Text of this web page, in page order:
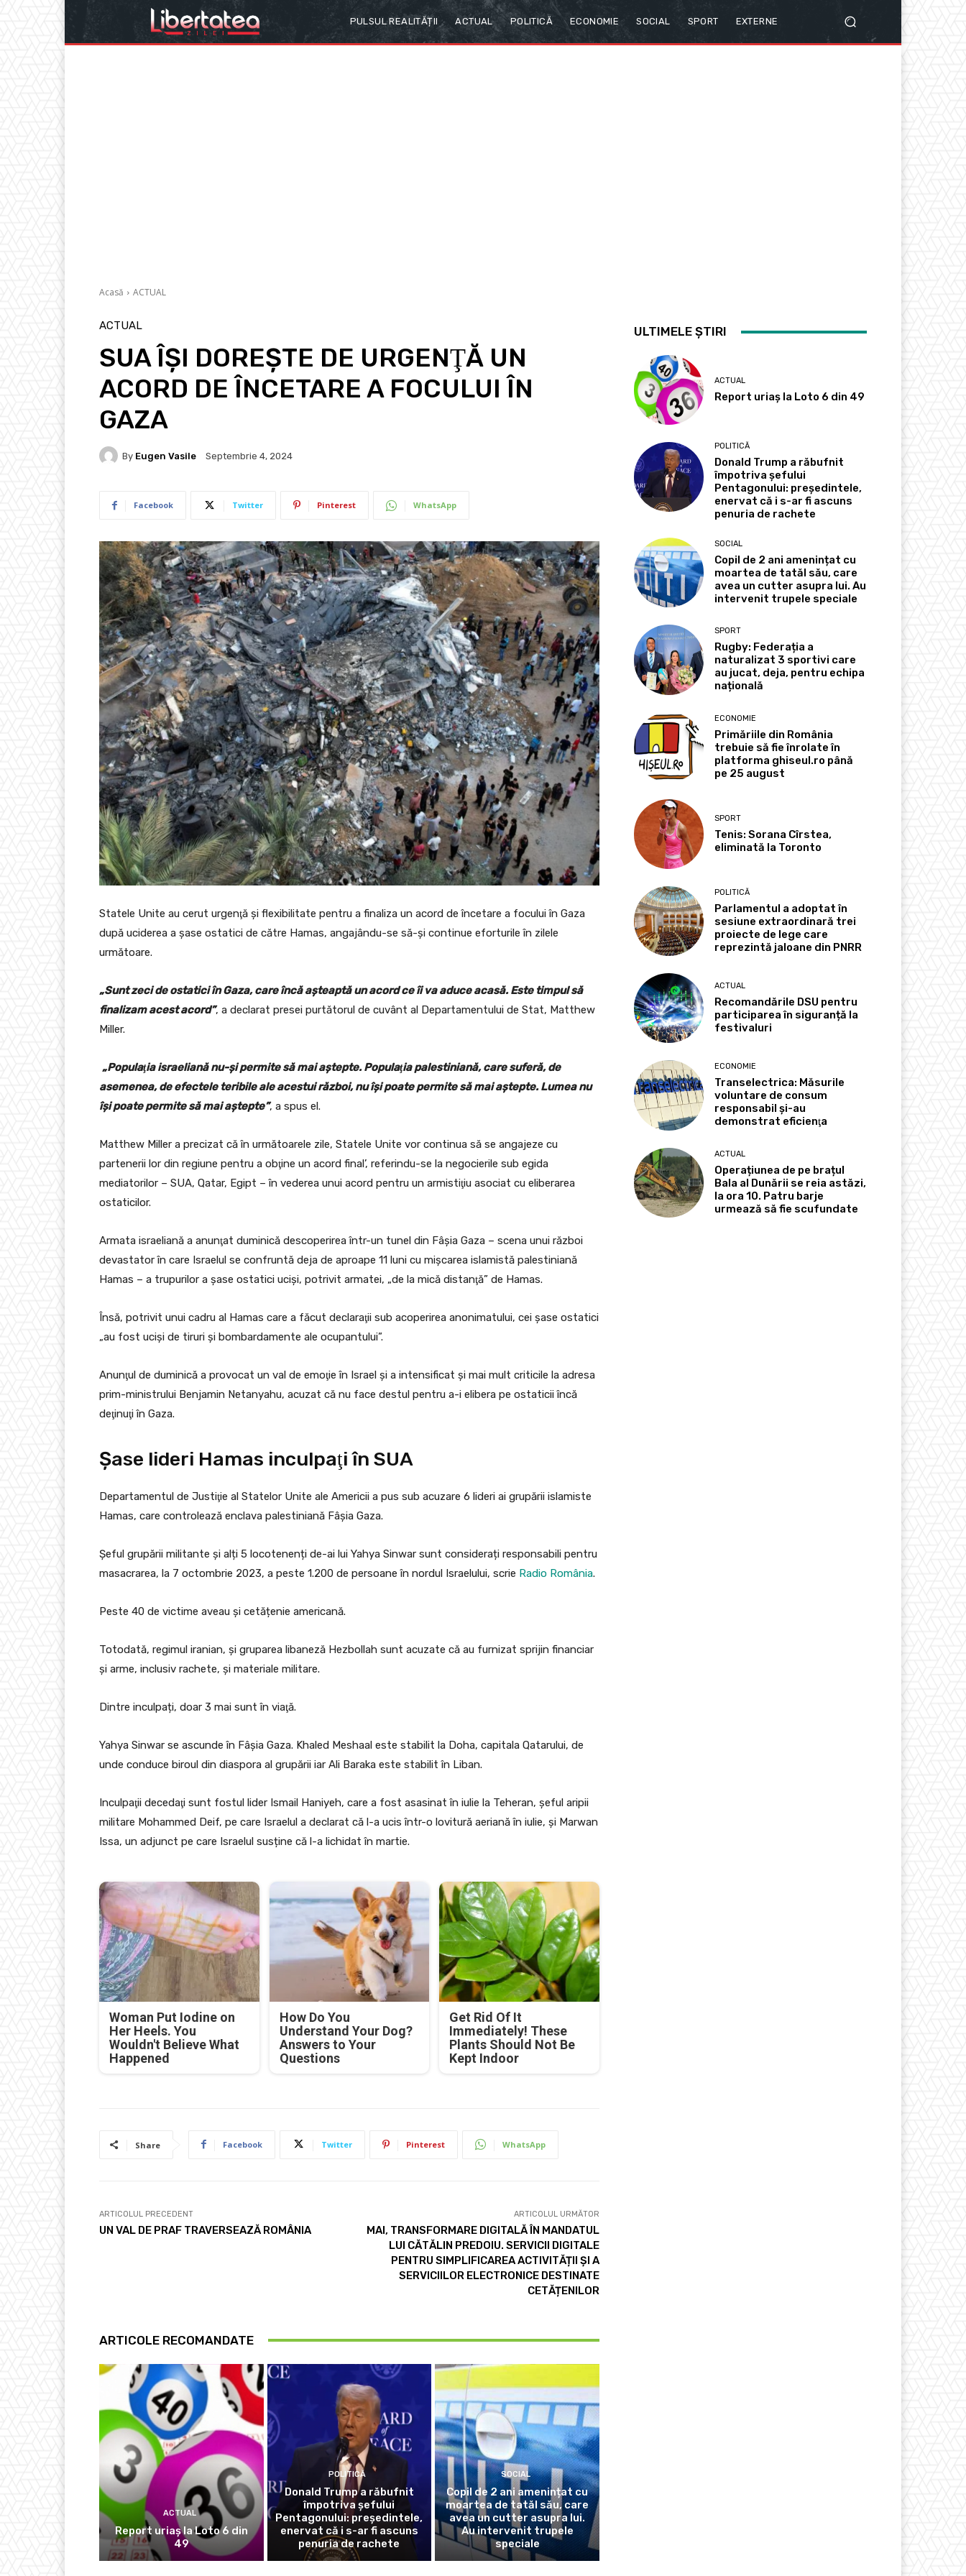
PULSUL REALITĂȚII ACTUAL POLITICĂ ECONOMIE SOCIAL SPORT EXTERNE
Acasă ACTUAL
ACTUAL
SUA ÎŞI DOREŞTE DE URGENŢĂ UN
ACORD DE ÎNCETARE A FOCULUI ÎN
GAZA
By Eugen Vasile Septembrie 4, 2024
Facebook Twitter Pinterest WhatsApp
Statele Unite au cerut urgenţă şi flexibilitate pentru a finaliza un acord de încetare a focului în Gaza
după uciderea a şase ostatici de către Hamas, angajându-se să-şi continue eforturile în zilele
următoare.
„Sunt zeci de ostatici în Gaza, care încă aşteaptă un acord ce îi va aduce acasă. Este timpul să
finalizam acest acord”, a declarat presei purtătorul de cuvânt al Departamentului de Stat, Matthew
Miller.
„Populaţia israeliană nu-şi permite să mai aştepte. Populaţia palestiniană, care suferă, de
asemenea, de efectele teribile ale acestui război, nu îşi poate permite să mai aştepte. Lumea nu
îşi poate permite să mai aştepte”, a spus el.
Matthew Miller a precizat că în următoarele zile, Statele Unite vor continua să se angajeze cu
partenerii lor din regiune pentru a obţine un acord final’, referindu-se la negocierile sub egida
mediatorilor – SUA, Qatar, Egipt – în vederea unui acord pentru un armistiţiu asociat cu eliberarea
ostaticilor.
Armata israeliană a anunţat duminică descoperirea într-un tunel din Fâşia Gaza – scena unui război
devastator în care Israelul se confruntă deja de aproape 11 luni cu mişcarea islamistă palestiniană
Hamas – a trupurilor a şase ostatici ucişi, potrivit armatei, „de la mică distanţă” de Hamas.
Însă, potrivit unui cadru al Hamas care a făcut declaraţii sub acoperirea anonimatului, cei şase ostatici
„au fost ucişi de tiruri şi bombardamente ale ocupantului”.
Anunţul de duminică a provocat un val de emoţie în Israel şi a intensificat şi mai mult criticile la adresa
prim-ministrului Benjamin Netanyahu, acuzat că nu face destul pentru a-i elibera pe ostaticii încă
deţinuţi în Gaza.
Şase lideri Hamas inculpaţi în SUA
Departamentul de Justiţie al Statelor Unite ale Americii a pus sub acuzare 6 lideri ai grupării islamiste
Hamas, care controlează enclava palestiniană Fâșia Gaza.
Șeful grupării militante şi alți 5 locotenenți de-ai lui Yahya Sinwar sunt considerați responsabili pentru
masacrarea, la 7 octombrie 2023, a peste 1.200 de persoane în nordul Israelului, scrie Radio România.
Peste 40 de victime aveau și cetățenie americană.
Totodată, regimul iranian, şi gruparea libaneză Hezbollah sunt acuzate că au furnizat sprijin financiar
şi arme, inclusiv rachete, şi materiale militare.
Dintre inculpați, doar 3 mai sunt în viaţă.
Yahya Sinwar se ascunde în Fâșia Gaza. Khaled Meshaal este stabilit la Doha, capitala Qatarului, de
unde conduce biroul din diaspora al grupării iar Ali Baraka este stabilit în Liban.
Inculpaţii decedaţi sunt fostul lider Ismail Haniyeh, care a fost asasinat în iulie la Teheran, şeful aripii
militare Mohammed Deif, pe care Israelul a declarat că l-a ucis într-o lovitură aeriană în iulie, şi Marwan
Issa, un adjunct pe care Israelul susține că l-a lichidat în martie.
Woman Put Iodine on
Her Heels. You
Wouldn't Believe What
Happened
How Do You
Understand Your Dog?
Answers to Your
Questions
Get Rid Of It
Immediately! These
Plants Should Not Be
Kept Indoor
Share Facebook Twitter Pinterest WhatsApp
ARTICOLUL PRECEDENT
UN VAL DE PRAF TRAVERSEAZĂ ROMÂNIA
ARTICOLUL URMĂTOR
MAI, TRANSFORMARE DIGITALĂ ÎN MANDATUL
LUI CĂTĂLIN PREDOIU. SERVICII DIGITALE
PENTRU SIMPLIFICAREA ACTIVITĂȚII ȘI A
SERVICIILOR ELECTRONICE DESTINATE
CETĂȚENILOR
ARTICOLE RECOMANDATE
ACTUAL
Report uriaș la Loto 6 din
49
POLITICĂ
Donald Trump a răbufnit
împotriva șefului
Pentagonului: președintele,
enervat că i s-ar fi ascuns
penuria de rachete
SOCIAL
Copil de 2 ani amenințat cu
moartea de tatăl său, care
avea un cutter asupra lui.
Au intervenit trupele
speciale
ULTIMELE ȘTIRI
ACTUAL
Report uriaș la Loto 6 din 49
POLITICĂ
Donald Trump a răbufnit
împotriva șefului
Pentagonului: președintele,
enervat că i s-ar fi ascuns
penuria de rachete
SOCIAL
Copil de 2 ani amenințat cu
moartea de tatăl său, care
avea un cutter asupra lui. Au
intervenit trupele speciale
SPORT
Rugby: Federația a
naturalizat 3 sportivi care
au jucat, deja, pentru echipa
națională
ECONOMIE
Primăriile din România
trebuie să fie înrolate în
platforma ghiseul.ro până
pe 25 august
SPORT
Tenis: Sorana Cîrstea,
eliminată la Toronto
POLITICĂ
Parlamentul a adoptat în
sesiune extraordinară trei
proiecte de lege care
reprezintă jaloane din PNRR
ACTUAL
Recomandările DSU pentru
participarea în siguranță la
festivaluri
ECONOMIE
Transelectrica: Măsurile
voluntare de consum
responsabil şi-au
demonstrat eficienţa
ACTUAL
Operațiunea de pe brațul
Bala al Dunării se reia astăzi,
la ora 10. Patru barje
urmează să fie scufundate